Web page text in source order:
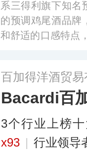
系三得利旗下知名
的预调鸡尾酒品牌
和舒适的口感特点
口味以及日本原
者青睐。更多
百加得洋酒贸
Bacardi百
3个行业上榜
x93 | 行业领导